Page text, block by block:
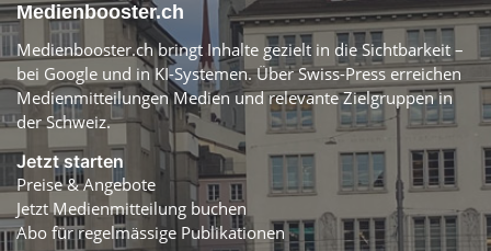
Medienbooster.ch
Medienbooster.ch bringt Inhalte gezielt in die Sichtbarkeit –
bei Google und in KI-Systemen. Über Swiss-Press erreichen
Medienmitteilungen Medien und relevante Zielgruppen in
der Schweiz.
Jetzt starten
Preise & Angebote
Jetzt Medienmitteilung buchen
Abo für regelmässige Publikationen